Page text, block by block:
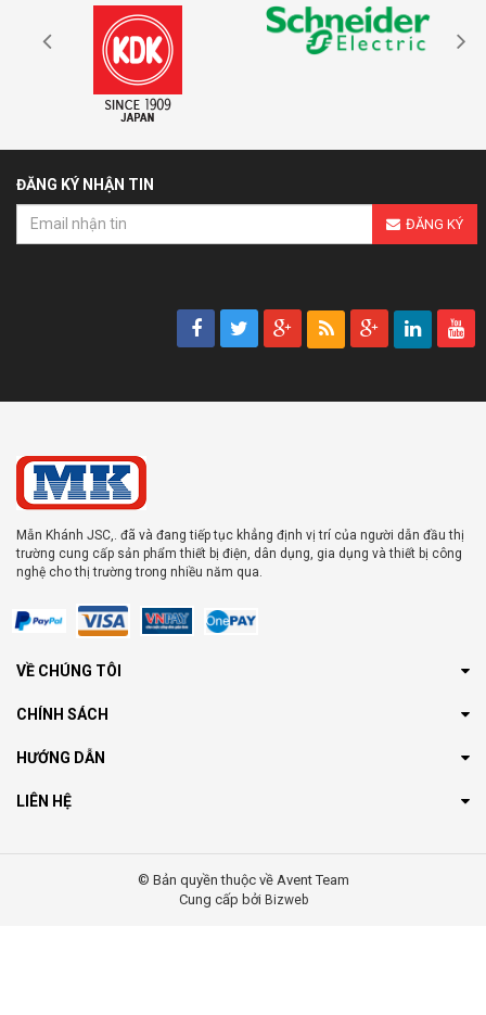
ĐĂNG KÝ NHẬN TIN
ĐĂNG KÝ
Mẫn Khánh JSC,. đã và đang tiếp tục khẳng định vị trí của người dẫn đầu thị
trường cung cấp sản phẩm thiết bị điện, dân dụng, gia dụng và thiết bị công
nghệ cho thị trường trong nhiều năm qua.
VỀ CHÚNG TÔI
CHÍNH SÁCH
HƯỚNG DẪN
LIÊN HỆ
© Bản quyền thuộc về Avent Team
Cung cấp bởi Bizweb